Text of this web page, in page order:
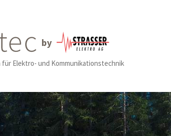
by
für Elektro- und Kommunikationstechnik